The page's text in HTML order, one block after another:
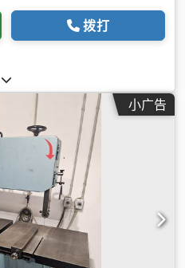
拨打
小广告